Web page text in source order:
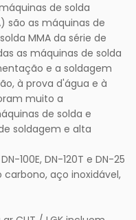
de solda
são as máquinas de
MMA da série de
as máquinas de solda
e a soldagem
à prova d'água e à
muito a
de solda e
soldagem e alta
100E, DN-120T e DN-25
aço inoxidável,